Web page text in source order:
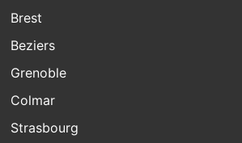
Brest
Beziers
Grenoble
Colmar
Strasbourg